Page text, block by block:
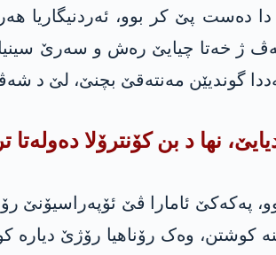
پەنچە کلیت، کو د نیسانا 2022ێ دا
ژ خەتا چیایێ رەش و سەرێ سینیا
گوندیێن مەنتەقێ بچنێ، لێ د
نها د بن کۆنترۆلا دەولەتا
ترک ژی هاتنە کوشتن، وەک رۆناهیا